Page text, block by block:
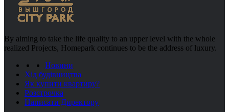
By aiming to take the life quality to an upper level with the whole
realized Projects, Homepark continues to be the address of luxury.
Новини
Хід будівництва
Як купити квартиру?
Розстрочка
Написати Директору